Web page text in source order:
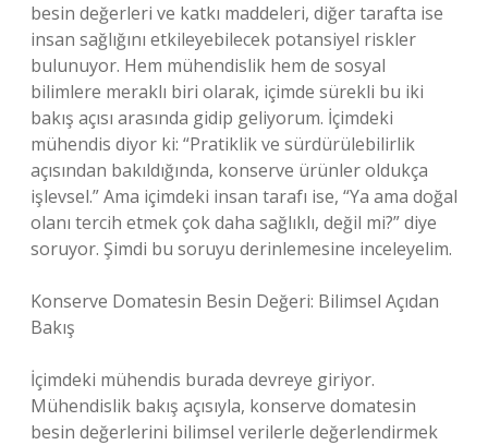
besin değerleri ve katkı maddeleri, diğer tarafta ise
insan sağlığını etkileyebilecek potansiyel riskler
bulunuyor. Hem mühendislik hem de sosyal
bilimlere meraklı biri olarak, içimde sürekli bu iki
bakış açısı arasında gidip geliyorum. İçimdeki
mühendis diyor ki: “Pratiklik ve sürdürülebilirlik
açısından bakıldığında, konserve ürünler oldukça
işlevsel.” Ama içimdeki insan tarafı ise, “Ya ama doğal
olanı tercih etmek çok daha sağlıklı, değil mi?” diye
soruyor. Şimdi bu soruyu derinlemesine inceleyelim.
Konserve Domatesin Besin Değeri: Bilimsel Açıdan
Bakış
İçimdeki mühendis burada devreye giriyor.
Mühendislik bakış açısıyla, konserve domatesin
besin değerlerini bilimsel verilerle değerlendirmek